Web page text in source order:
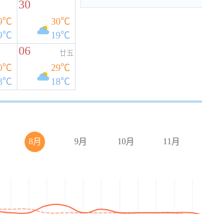
30
30℃
19℃
06 廿五
29℃
18℃
8月 9月 10月 11月